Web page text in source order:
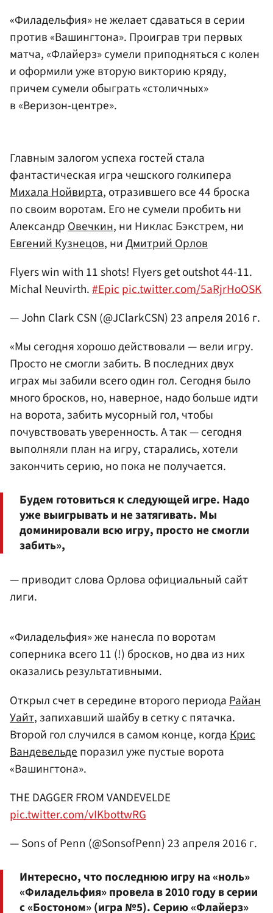
«Филадельфия» не желает сдаваться в серии
против «Вашингтона». Проиграв три первых
матча, «Флайерз» сумели приподняться с колен
и оформили уже вторую викторию кряду,
причем сумели обыграть «столичных»
в «Веризон-центре».
Главным залогом успеха гостей стала
фантастическая игра чешского голкипера
Михала Нойвирта, отразившего все 44 броска
по своим воротам. Его не сумели пробить ни
АлександрОвечкин, ни Никлас Бэкстрем, ни
Евгений Кузнецов, ниДмитрий Орлов
Flyers win with 11 shots! Flyers get outshot 44-11.
Michal Neuvirth.#Epicpic.twitter.com/5aRjrHoOSK
— John Clark CSN (@JClarkCSN)23 апреля 2016 г.
«Мы сегодня хорошо действовали — вели игру.
Просто не смогли забить. В последних двух
играх мы забили всего один гол. Сегодня было
много бросков, но, наверное, надо больше идти
на ворота, забить мусорный гол, чтобы
почувствовать уверенность. А так — сегодня
выполняли план на игру, старались, хотели
закончить серию, но пока не получается.
Будем готовиться к следующей игре. Надо
уже выигрывать и не затягивать. Мы
доминировали всю игру, просто не смогли
забить»,
— приводит слова Орлова официальный сайт
лиги.
«Филадельфия» же нанесла по воротам
соперника всего 11 (!) бросков, но два из них
оказались результативными.
Открыл счет в середине второго периода Райан
Уайт, запихавший шайбу в сетку с пятачка.
Второй гол случился в самом конце, когда Крис
Вандевельде поразил уже пустые ворота
«Вашингтона».
THE DAGGER FROM VANDEVELDE
pic.twitter.com/vIKbottwRG
— Sons of Penn (@SonsofPenn)23 апреля 2016 г.
Интересно, что последнюю игру на «ноль»
«Филадельфия» провела в 2010 году в серии
с «Бостоном» (игра №5). Серию «Флайерз»